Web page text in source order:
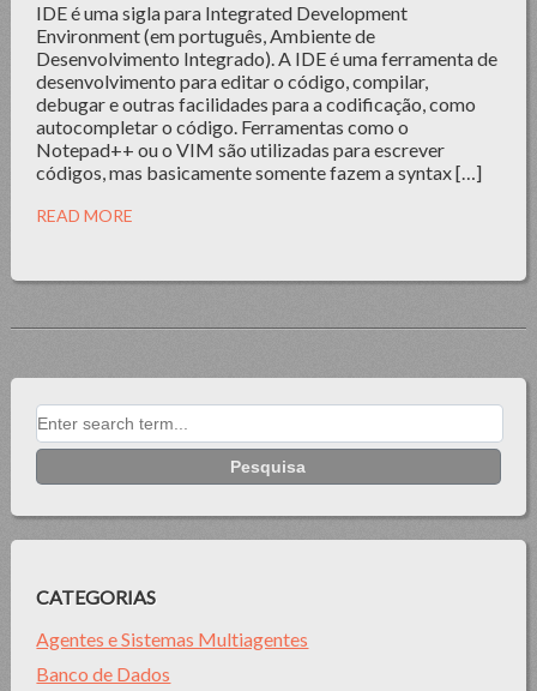
IDE é uma sigla para Integrated Development
Environment (em português, Ambiente de
Desenvolvimento Integrado). A IDE é uma ferramenta de
desenvolvimento para editar o código, compilar,
debugar e outras facilidades para a codificação, como
autocompletar o código. Ferramentas como o
Notepad++ ou o VIM são utilizadas para escrever
códigos, mas basicamente somente fazem a syntax […]
READ MORE
Search for:
CATEGORIAS
Agentes e Sistemas Multiagentes
Banco de Dados